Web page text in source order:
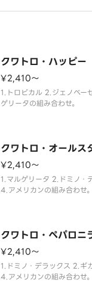
クワトロ・ハッピー
¥2,410〜
1.トロピカル 2.ジェノベ
ゲリータの組み合わせ。
クワトロ・オールス
¥2,410〜
1.マルゲリータ 2.ドミノ・
4.アメリカンの組み合わせ。
クワトロ・ペパロニ
¥2,410〜
1.ドミノ・デラックス 2.ギ
4.アメリカンの組み合わせ。